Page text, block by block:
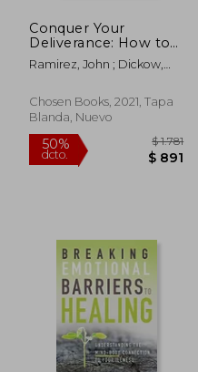
50%
dcto.
$ 1.571
Conquer Your
Deliverance: How to
Live a Life of Total
Freedom (en Inglés)
Ramirez, John ; Dickow,
Chosen Books, 2021, Tapa
Blanda, Nuevo